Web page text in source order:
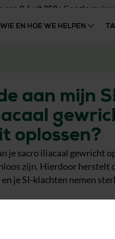
een 9,6 uit 250+ Google
WIE EN HOE WE HELPEN
aan mijn
oplossen?
je sacro iliacaal gewricht
zijn. Hierdoor herstelt
je SI-klachten nemen